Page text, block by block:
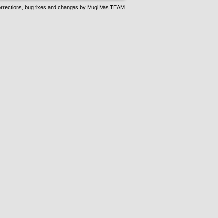
bug fixes and changes by MuglIVas TEAM